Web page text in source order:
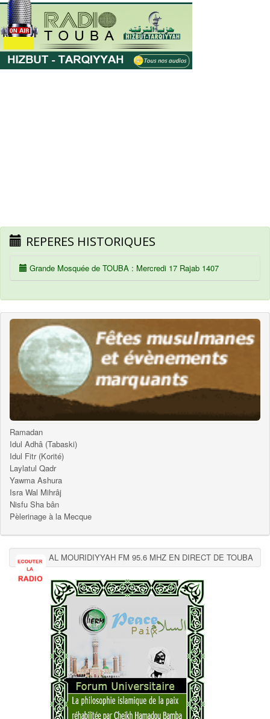
REPERES HISTORIQUES
Grande Mosquée de TOUBA : Mercredi 17 Rajab 1407
Ramadan
Idul Adhâ (Tabaski)
Idul Fitr (Korité)
Laylatul Qadr
Yawma Ashura
Isra Wal Mihrâj
Nisfu Sha bân
Pèlerinage à la Mecque
AL MOURIDIYYAH FM 95.6 MHZ EN DIRECT DE TOUBA